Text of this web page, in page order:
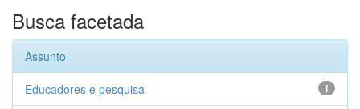
Busca facetada
Assunto
1
Educadores e pesquisa